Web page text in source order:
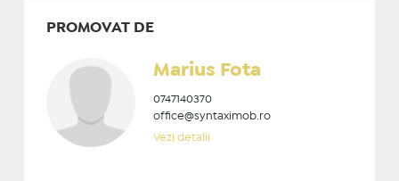
PROMOVAT DE
Marius Fota
0747140370
office@syntaximob.ro
Vezi detalii